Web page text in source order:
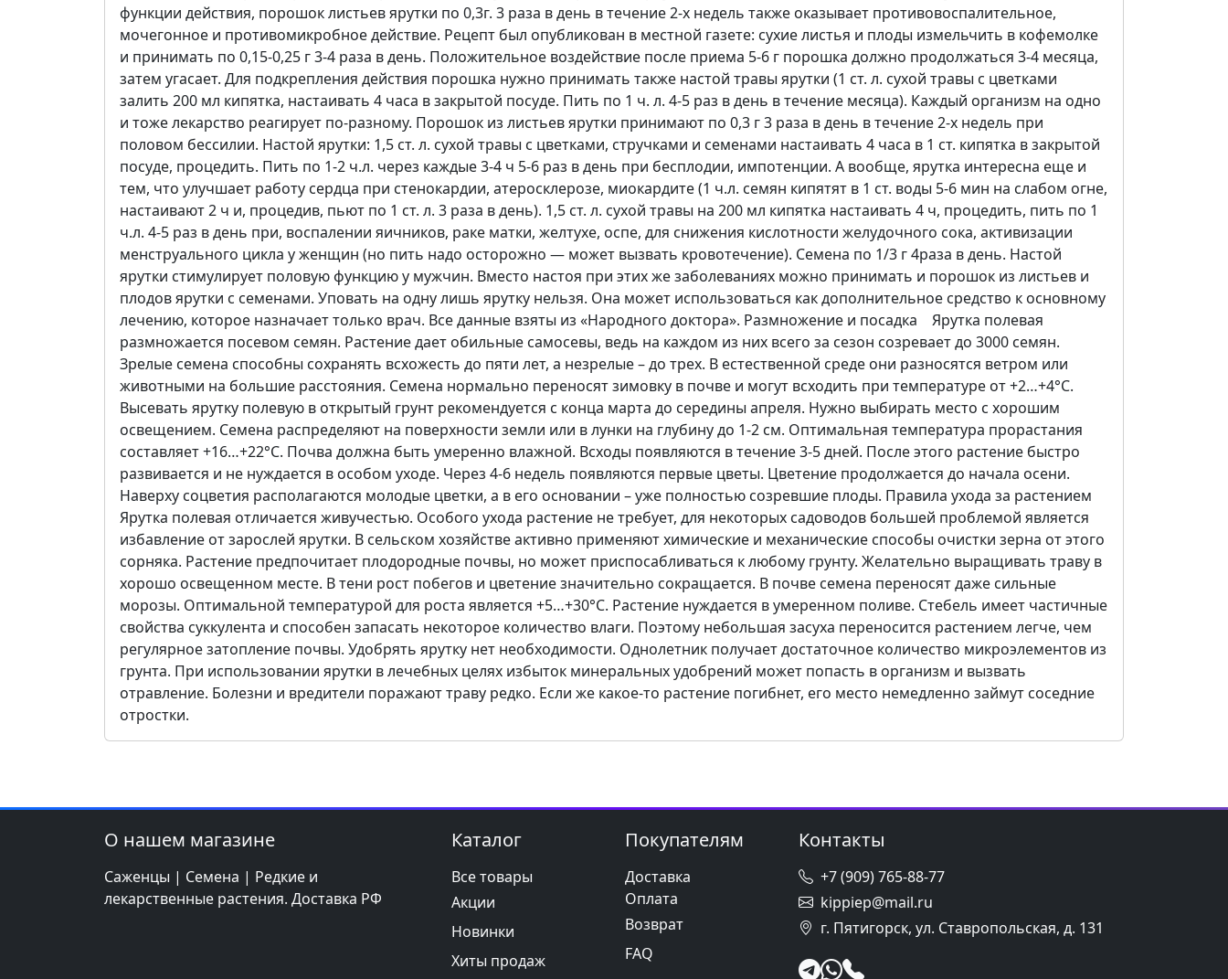
функции действия, порошок листьев ярутки по 0,3г. 3 раза в день в течение 2-х недель также оказывает противовоспалительное,
мочегонное и противомикробное действие. Рецепт был опубликован в местной газете: сухие листья и плоды измельчить в кофемолке
и принимать по 0,15-0,25 г 3-4 раза в день. Положительное воздействие после приема 5-6 г порошка должно продолжаться 3-4 месяца,
затем угасает. Для подкрепления действия порошка нужно принимать также настой травы ярутки (1 ст. л. сухой травы с цветками
залить 200 мл кипятка, настаивать 4 часа в закрытой посуде. Пить по 1 ч. л. 4-5 раз в день в течение месяца). Каждый организм на одно
и тоже лекарство реагирует по-разному. Порошок из листьев ярутки принимают по 0,3 г 3 раза в день в течение 2-х недель при
половом бессилии. Настой ярутки: 1,5 ст. л. сухой травы с цветками, стручками и семенами настаивать 4 часа в 1 ст. кипятка в закрытой
посуде, процедить. Пить по 1-2 ч.л. через каждые 3-4 ч 5-6 раз в день при бесплодии, импотенции. А вообще, ярутка интересна еще и
тем, что улучшает работу сердца при стенокардии, атеросклерозе, миокардите (1 ч.л. семян кипятят в 1 ст. воды 5-6 мин на слабом огне,
настаивают 2 ч и, процедив, пьют по 1 ст. л. 3 раза в день). 1,5 ст. л. сухой травы на 200 мл кипятка настаивать 4 ч, процедить, пить по 1
ч.л. 4-5 раз в день при, воспалении яичников, раке матки, желтухе, оспе, для снижения кислотности желудочного сока, активизации
менструального цикла у женщин (но пить надо осторожно — может вызвать кровотечение). Семена по 1/3 г 4раза в день. Настой
ярутки стимулирует половую функцию у мужчин. Вместо настоя при этих же заболеваниях можно принимать и порошок из листьев и
плодов ярутки с семенами. Уповать на одну лишь ярутку нельзя. Она может использоваться как дополнительное средство к основному
лечению, которое назначает только врач. Все данные взяты из «Народного доктора». Размножение и посадка Ярутка полевая
размножается посевом семян. Растение дает обильные самосевы, ведь на каждом из них всего за сезон созревает до 3000 семян.
Зрелые семена способны сохранять всхожесть до пяти лет, а незрелые – до трех. В естественной среде они разносятся ветром или
животными на большие расстояния. Семена нормально переносят зимовку в почве и могут всходить при температуре от +2…+4°C.
Высевать ярутку полевую в открытый грунт рекомендуется с конца марта до середины апреля. Нужно выбирать место с хорошим
освещением. Семена распределяют на поверхности земли или в лунки на глубину до 1-2 см. Оптимальная температура прорастания
составляет +16…+22°C. Почва должна быть умеренно влажной. Всходы появляются в течение 3-5 дней. После этого растение быстро
развивается и не нуждается в особом уходе. Через 4-6 недель появляются первые цветы. Цветение продолжается до начала осени.
Наверху соцветия располагаются молодые цветки, а в его основании – уже полностью созревшие плоды. Правила ухода за растением
Ярутка полевая отличается живучестью. Особого ухода растение не требует, для некоторых садоводов большей проблемой является
избавление от зарослей ярутки. В сельском хозяйстве активно применяют химические и механические способы очистки зерна от этого
сорняка. Растение предпочитает плодородные почвы, но может приспосабливаться к любому грунту. Желательно выращивать траву в
хорошо освещенном месте. В тени рост побегов и цветение значительно сокращается. В почве семена переносят даже сильные
морозы. Оптимальной температурой для роста является +5…+30°C. Растение нуждается в умеренном поливе. Стебель имеет частичные
свойства суккулента и способен запасать некоторое количество влаги. Поэтому небольшая засуха переносится растением легче, чем
регулярное затопление почвы. Удобрять ярутку нет необходимости. Однолетник получает достаточное количество микроэлементов из
грунта. При использовании ярутки в лечебных целях избыток минеральных удобрений может попасть в организм и вызвать
отравление. Болезни и вредители поражают траву редко. Если же какое-то растение погибнет, его место немедленно займут соседние
отростки.
О нашем магазине
Саженцы | Семена | Редкие и
лекарственные растения. Доставка РФ
Каталог
Все товары
Акции
Новинки
Хиты продаж
Покупателям
Доставка
Оплата
Возврат
FAQ
Контакты
+7 (909) 765-88-77
kippiep@mail.ru
г. Пятигорск, ул. Ставропольская, д. 131